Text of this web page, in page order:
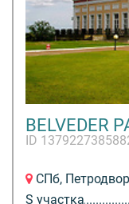
BELVEDER
ID
СПб,
S участка